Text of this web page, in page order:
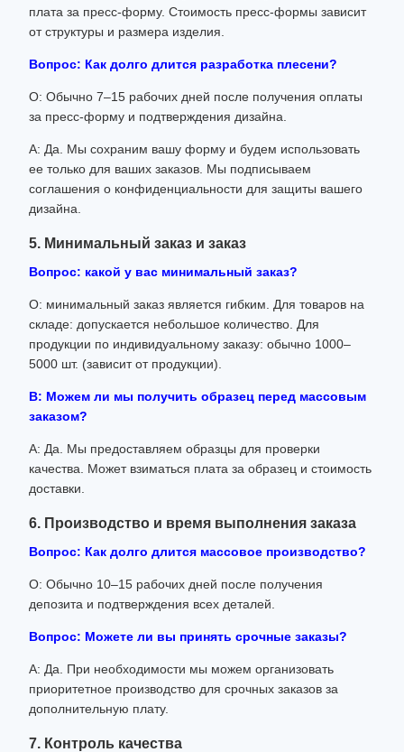
плата за пресс-форму. Стоимость пресс-формы зависит
от структуры и размера изделия.
Вопрос: Как долго длится разработка плесени?
О: Обычно 7–15 рабочих дней после получения оплаты
за пресс-форму и подтверждения дизайна.
А: Да. Мы сохраним вашу форму и будем использовать
ее только для ваших заказов. Мы подписываем
соглашения о конфиденциальности для защиты вашего
дизайна.
5. Минимальный заказ и заказ
Вопрос: какой у вас минимальный заказ?
О: минимальный заказ является гибким. Для товаров на
складе: допускается небольшое количество. Для
продукции по индивидуальному заказу: обычно 1000–
5000 шт. (зависит от продукции).
В: Можем ли мы получить образец перед массовым
заказом?
А: Да. Мы предоставляем образцы для проверки
качества. Может взиматься плата за образец и стоимость
доставки.
6. Производство и время выполнения заказа
Вопрос: Как долго длится массовое производство?
О: Обычно 10–15 рабочих дней после получения
депозита и подтверждения всех деталей.
Вопрос: Можете ли вы принять срочные заказы?
А: Да. При необходимости мы можем организовать
приоритетное производство для срочных заказов за
дополнительную плату.
7. Контроль качества